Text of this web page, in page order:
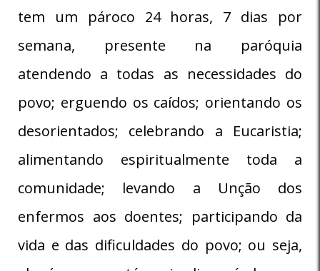
tem um pároco 24 horas, 7 dias por
semana, presente na paróquia
atendendo a todas as necessidades do
povo; erguendo os caídos; orientando os
desorientados; celebrando a Eucaristia;
alimentando espiritualmente toda a
comunidade; levando a Unção dos
enfermos aos doentes; participando da
vida e das dificuldades do povo; ou seja,